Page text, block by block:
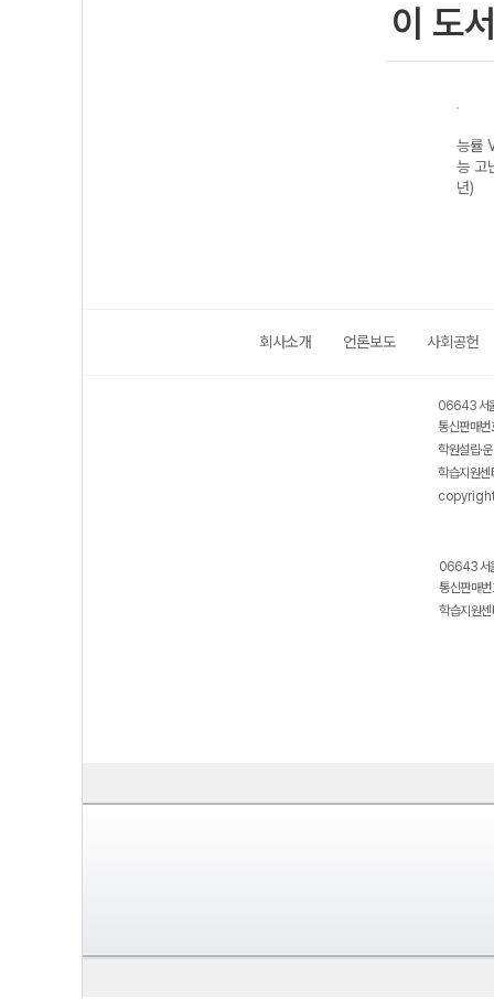
이 도
능률
능 고
년)
회사소개 언론보도 사회공헌
06643 서
통신판매
학원설립·
학습지원
06643 서
통신판매
학습지원